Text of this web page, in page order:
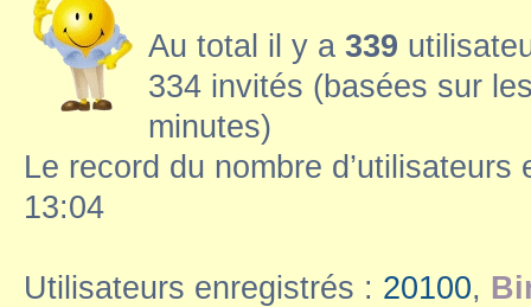
Au total il y a 339
334 invités (basées sur
minutes)
Le record du nombre
13:04
Utilisateurs enregistrés : 20100,